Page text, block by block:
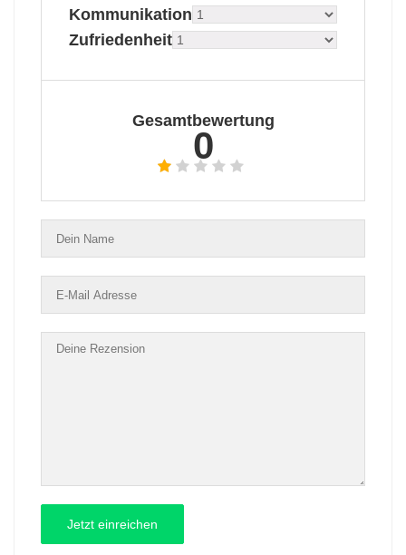
Kommunikation
Zufriedenheit
Gesamtbewertung
0